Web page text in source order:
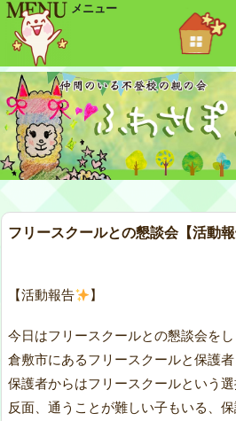
フリースクールとの懇談会【活動
【活動報告 】
今日はフリースクールとの懇談会をし
倉敷市にあるフリースクールと保護者
保護者からはフリースクールという
反面、通うことが難しい子もいる、
メニュー